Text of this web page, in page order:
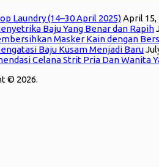
Laundry (14–30 April 2025)April 15,
Baju Yang Benar dan Rapih
Masker Kain dengan
Baju Kusam Menjadi Baru
Celana Strit Pria Dan Wanita
© 2026.